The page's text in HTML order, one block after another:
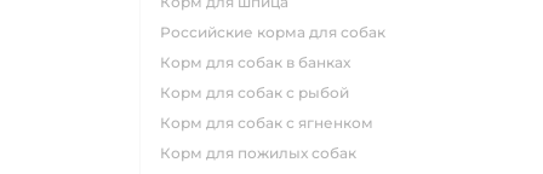
российские корма для собак
корм для собак в банках
корм для собак с рыбой
корм для собак с ягненком
корм для пожилых собак